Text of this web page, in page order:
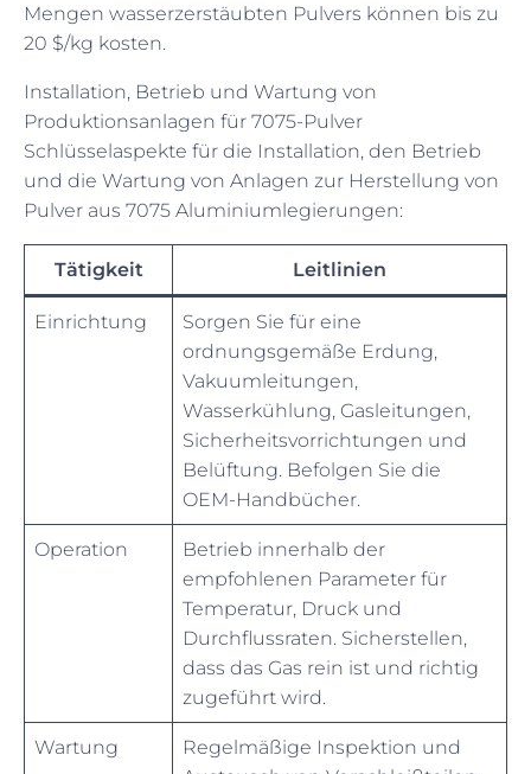
Mengen wasserzerstäubten Pulvers können bis zu
20 $/kg kosten.
Installation, Betrieb und Wartung von
Produktionsanlagen für 7075-Pulver
Schlüsselaspekte für die Installation, den Betrieb
und die Wartung von Anlagen zur Herstellung von
Pulver aus 7075 Aluminiumlegierungen:
Tätigkeit Leitlinien
Einrichtung
Sorgen Sie für eine
ordnungsgemäße Erdung,
Vakuumleitungen,
Wasserkühlung, Gasleitungen,
Sicherheitsvorrichtungen und
Belüftung. Befolgen Sie die
OEM-Handbücher.
Operation
Betrieb innerhalb der
empfohlenen Parameter für
Temperatur, Druck und
Durchflussraten. Sicherstellen,
dass das Gas rein ist und richtig
zugeführt wird.
Wartung
Regelmäßige Inspektion und